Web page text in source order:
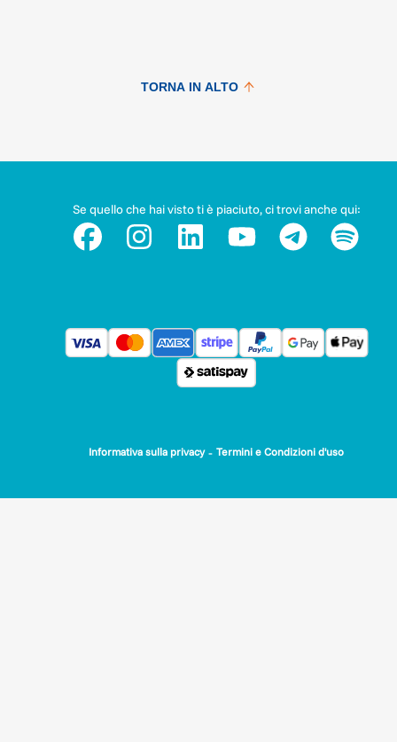
TORNA IN ALTO
Se quello che hai visto ti è piaciuto, ci trovi anche qui:
Informativa sulla privacy - Termini e Condizioni d'uso